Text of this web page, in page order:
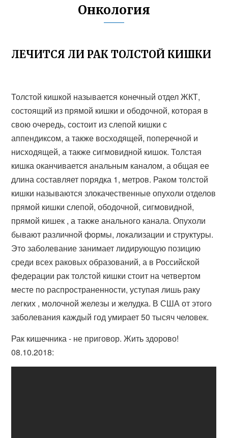
Онкология
ЛЕЧИТСЯ ЛИ РАК ТОЛСТОЙ КИШКИ
Толстой кишкой называется конечный отдел ЖКТ,
состоящий из прямой кишки и ободочной, которая в
свою очередь, состоит из слепой кишки с
аппендиксом, а также восходящей, поперечной и
нисходящей, а также сигмовидной кишок. Толстая
кишка оканчивается анальным каналом, а общая ее
длина составляет порядка 1, метров. Раком толстой
кишки называются злокачественные опухоли отделов
прямой кишки слепой, ободочной, сигмовидной,
прямой кишек , а также анального канала. Опухоли
бывают различной формы, локализации и структуры.
Это заболевание занимает лидирующую позицию
среди всех раковых образований, а в Российской
федерации рак толстой кишки стоит на четвертом
месте по распространенности, уступая лишь раку
легких , молочной железы и желудка. В США от этого
заболевания каждый год умирает 50 тысяч человек.
Рак кишечника - не приговор. Жить здорово!
08.10.2018: